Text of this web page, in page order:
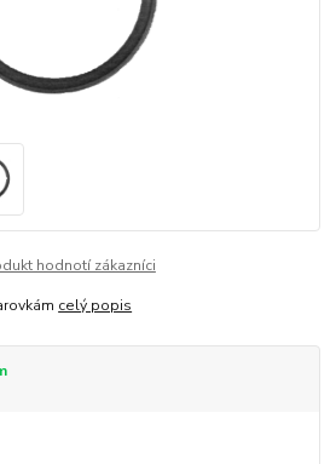
hodnotí zákazníci
celý popis